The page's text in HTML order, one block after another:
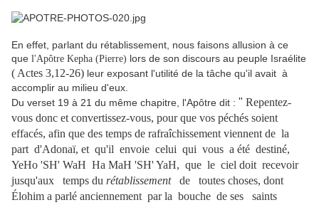
En effet, parlant du rétablissement, nous faisons allusion à ce
que l'Apôtre Kepha (Pierre) lors de son discours au peuple Israélite
( Actes 3,12-26) leur exposant l'utilité de la tâche qu'il avait à
accomplir au milieu d'eux.
Du verset 19 à 21 du même chapitre, l'Apôtre dit : " Repentez-
vous donc et convertissez-vous, pour que vos péchés soient
effacés, afin que des temps de rafraîchissement viennent de la
part d'Adonaï, et qu'il envoie celui qui vous a été destiné,
YeHo 'SH' WaH Ha MaH 'SH' YaH, que le ciel doit recevoir
jusqu'aux temps du rétablissement
de toutes choses, dont
Élohim a parlé anciennement par la bouche de ses saints